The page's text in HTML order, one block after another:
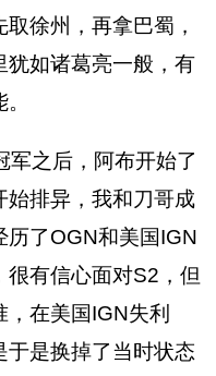
徐州，再拿巴蜀，
犹如诸葛亮一般，有
军之后，阿布开始了
始排异，我和刀哥成
历了OGN和美国IGN
很有信心面对S2，但
在美国IGN失利
于是换掉了当时状态